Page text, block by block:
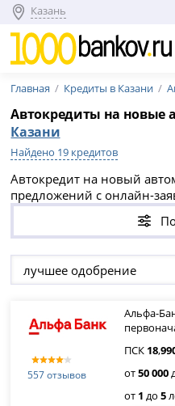
Казань
Главная Кредиты в Казани
Автокредиты на новые
Казани
Найдено 19 кредитов
Автокредит на новый
предложений с онлайн-
000 000 рублей, сроки от
18.99% до 51.99% годовых.
лучшее одобрение
557 отзывов
Альфа-
ПСК 18,
от50 000
от 1 до5